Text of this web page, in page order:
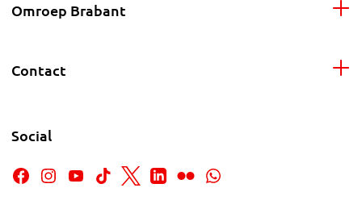
Omroep Brabant
Contact
Social